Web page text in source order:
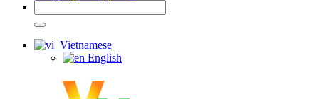
Vietnamese
English